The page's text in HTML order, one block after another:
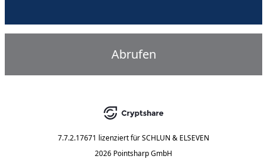
Abrufen
7.7.2.17671 lizenziert fürSCHLUN & ELSEVEN
2026 Pointsharp GmbH